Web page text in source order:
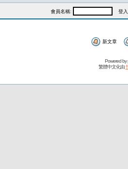
會員名稱: 登入
新文章
Powered by
繁體中文化由